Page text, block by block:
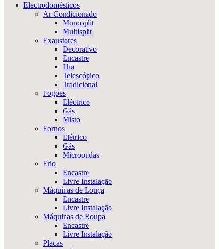
Electrodomésticos
Ar Condicionado
Monosplit
Multisplit
Exaustores
Decorativo
Encastre
Ilha
Telescópico
Tradicional
Fogões
Eléctrico
Gás
Misto
Fornos
Elétrico
Gás
Microondas
Frio
Encastre
Livre Instalação
Máquinas de Louça
Encastre
Livre Instalação
Máquinas de Roupa
Encastre
Livre Instalação
Placas